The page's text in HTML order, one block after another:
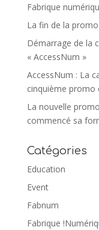
Fabrique
La fin de la
Démarrage de la
« AccessNum »
AccessNum : La
cinquième promo
La nouvelle
commencé sa
Catégories
Education
Event
Fabnum
Fabrique